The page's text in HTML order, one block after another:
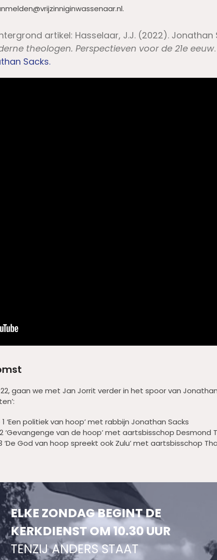
artikel: Hasselaar, J.J. (2022). Jonathan
theologen. Perspectieven voor de 21e eeuw
Sacks.
gaan we met Jan Jorrit verder in het spoor van
‘Een politiek van hoop’ met rabbijn Jonathan Sacks
2 ‘Gevangenge van de hoop’ met aartsbisschop Desmond
3 ‘De God van hoop spreekt ook Zulu’ met aartsbisschop
ELKE ZONDAG BEGINT DE
KERKDIENST OM 10.30 UUR
TENZIJ ANDERS STAAT